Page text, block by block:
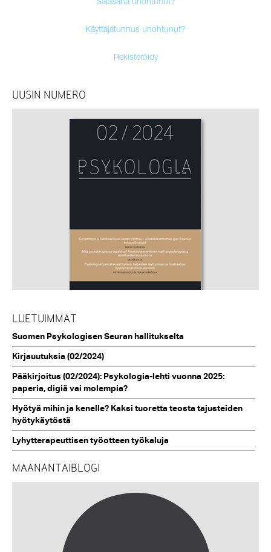
Käyttäjätunnus unohtunut?
Rekisteröidy
UUSIN NUMERO
LUETUIMMAT
Suomen Psykologisen Seuran hallitukselta
Kirjauutuksia (02/2024)
Pääkirjoitus (02/2024): Psykologia-lehti vuonna 2025:
paperia, digiä vai molempia?
Hyötyä mihin ja kenelle? Kaksi tuoretta teosta tajusteiden
hyötykäytöstä
Lyhytterapeuttisen työotteen työkaluja
MAANANTAIBLOGI